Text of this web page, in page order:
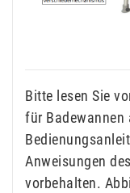
Bitte lesen Sie
für Badewannen
Anweisungen
vorbehalten.